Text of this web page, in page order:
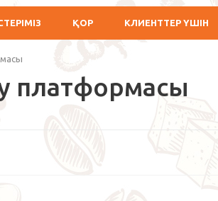
ҚОР КЛИЕНТТЕР ҮШІН
платформасы